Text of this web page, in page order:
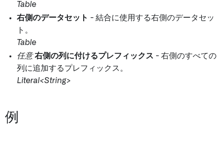
Table
右側のデータセット - 結合に使用する右側のデータセッ
ト。
Table
任意 右側の列に付けるプレフィックス - 右側のすべての
列に追加するプレフィックス。
Literal<String>
例